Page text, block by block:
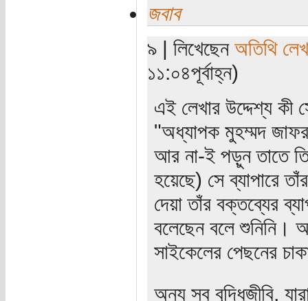
জবাব
৯ | লিখেছেন অতিথি
১১:০৪পূর্বাহ্ন)
এই লেখার উদ্দেশ্য
"অধ্যাপক মুহম্মদ
আর না-ই পড়ুন তাতে
হয়েছে) সে ব্যাপারে
দেয়া তাঁর বক্তব্যের
বলেছেন বলে শুনিনি।
সাইকেলের পেছনের
অন্য সব বুদ্ধিজীবি,